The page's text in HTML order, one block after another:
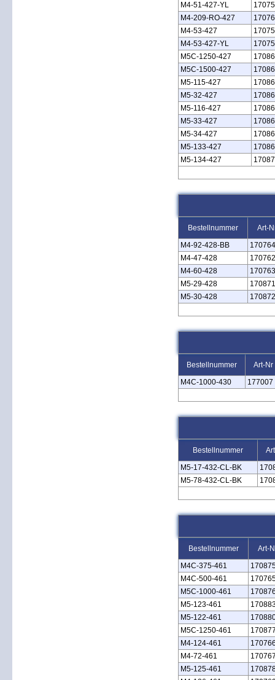
M4‑51‑427‑YL
M4‑209‑RO‑427
M4‑53‑427
M4‑53‑427‑YL
M5C‑1250‑427
M5C‑1500‑427
M5‑115‑427
M5‑32‑427
M5‑116‑427
M5‑33‑427
M5‑34‑427
M5‑133‑427
M5‑134‑427
Bestellnummer
Art-
M4‑92‑428‑BB
170764
M4‑47‑428
170762
M4‑60‑428
170763
M5‑29‑428
170871
M5‑30‑428
170872
Bestellnummer
Art-Nr
M4C‑1000‑430
177007
Bestellnummer
M5‑17‑432‑CL‑BK
M5‑78‑432‑CL‑BK
Bestellnummer
Art-
M4C‑375‑461
M4C‑500‑461
M5C‑1000‑461
M5‑123‑461
M5‑122‑461
M5C‑1250‑461
M4‑124‑461
M4‑72‑461
M5‑125‑461